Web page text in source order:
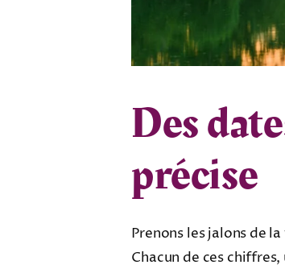
Des
précise
Prenons les jalons de
Chacun de ces